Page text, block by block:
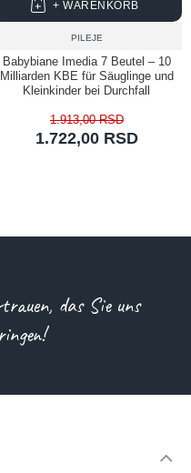
PILEJE
Babybiane Imedia 7 Beutel – 10
Milliarden KBE für Säuglinge und
Kleinkinder bei Durchfall
1.722,00 RSD
1.913,00 RSD
+ WARENKORB
das Sie uns